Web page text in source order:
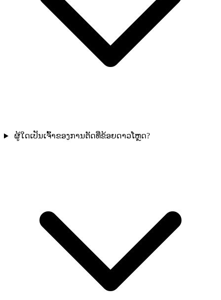
ຜູ້ໃດເປັນເຈົ້າຂອງການຕັດທີ່ຂ້ອຍດາວໂຫຼດ?